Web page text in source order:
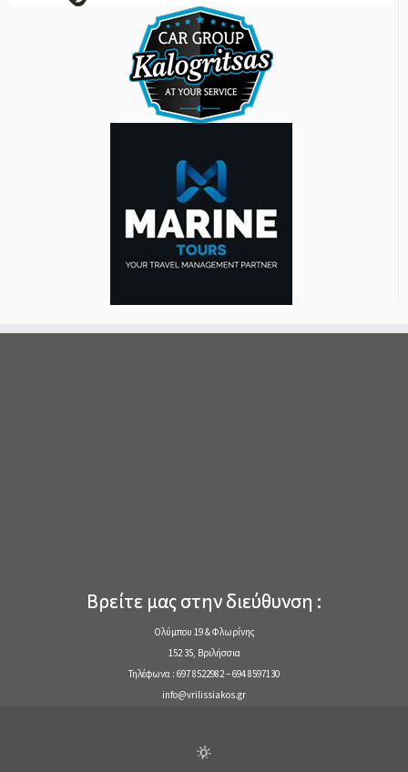
Βρείτε μας στην διεύθυνση :
Ολύμπου 19 & Φλωρίνης
152 35, Βριλήσσια
Τηλέφωνα : 697 8522982 – 694 8597130
info@vrilissiakos.gr